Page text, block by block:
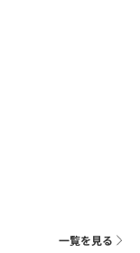
一覧を見る